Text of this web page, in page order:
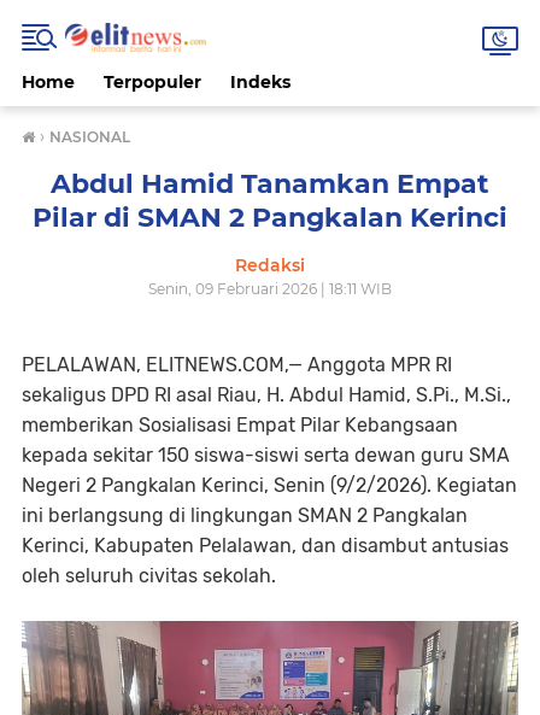
Home Terpopuler Indeks
› NASIONAL
Abdul Hamid Tanamkan Empat
Pilar di SMAN 2 Pangkalan Kerinci
Redaksi
Senin, 09 Februari 2026 | 18:11 WIB
PELALAWAN, ELITNEWS.COM,— Anggota MPR RI
sekaligus DPD RI asal Riau, H. Abdul Hamid, S.Pi., M.Si.,
memberikan Sosialisasi Empat Pilar Kebangsaan
kepada sekitar 150 siswa-siswi serta dewan guru SMA
Negeri 2 Pangkalan Kerinci, Senin (9/2/2026). Kegiatan
ini berlangsung di lingkungan SMAN 2 Pangkalan
Kerinci, Kabupaten Pelalawan, dan disambut antusias
oleh seluruh civitas sekolah.